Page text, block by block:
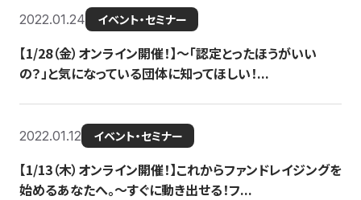
2022.01.24 イベント・セミナー
【1/28（金）オンライン開催！】〜「認定とったほうがいい
の？」と気になっている団体に知ってほしい！...
2022.01.12 イベント・セミナー
【1/13（木）オンライン開催！】これからファンドレイジングを
始めるあなたへ。〜すぐに動き出せる！フ...